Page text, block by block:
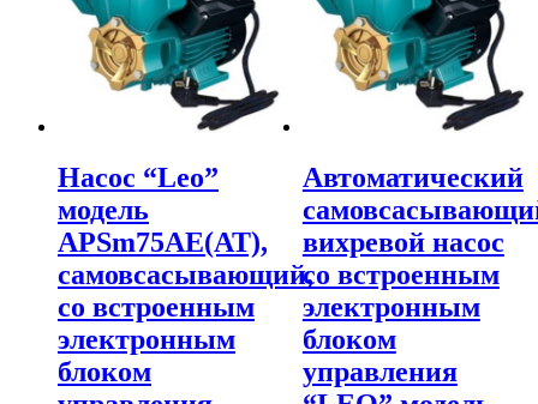
Насос “Leo”
модель
APSm75AE(AT),
самовсасывающий,
со встроенным
электронным
блоком
Автоматический
вихревой насос
со встроенным
электронным
блоком
управления